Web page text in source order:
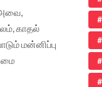
அவை,
காதல்
மன்னிப்பு